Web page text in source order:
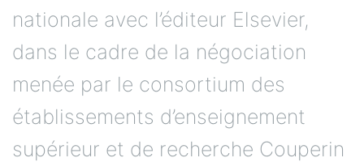
nationale avec l’éditeur Elsevier,
dans le cadre de la négociation
menée par le consortium des
établissements d’enseignement
supérieur et de recherche Couperin